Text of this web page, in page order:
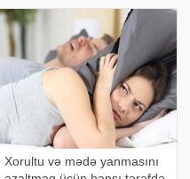
Komissarova danışıb. "Mədəyə
həqiqətə
Xorultu və mədə yanmasını